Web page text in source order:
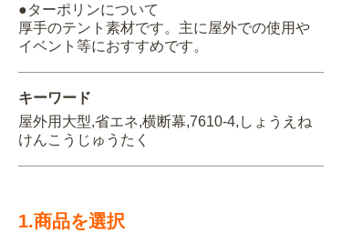
●ターポリンについて
厚手のテント素材です。主に屋外での使用や
イベント等におすすめです。
キーワード
屋外用大型,省エネ,横断幕,7610-4,しょうえね
けんこうじゅうたく
1.商品を選択